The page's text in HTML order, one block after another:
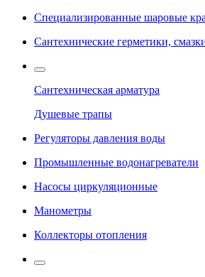
Специализированные шаровые
Сантехнические герметики,
Сантехническая арматура
Душевые трапы
Регуляторы давления воды
Промышленные водонагреватели
Насосы циркуляционные
Манометры
Коллекторы отопления